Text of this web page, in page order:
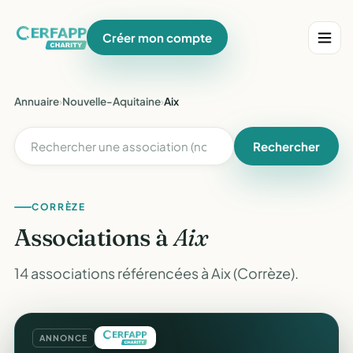
Créer mon compte
Annuaire›Nouvelle-Aquitaine›Aix
Rechercher
CORRÈZE
Associations àAix
14 associations référencées à Aix (Corrèze).
ANNONCE